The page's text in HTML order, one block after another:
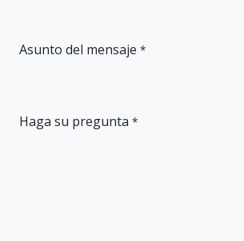
Asunto del mensaje *
Haga su pregunta *